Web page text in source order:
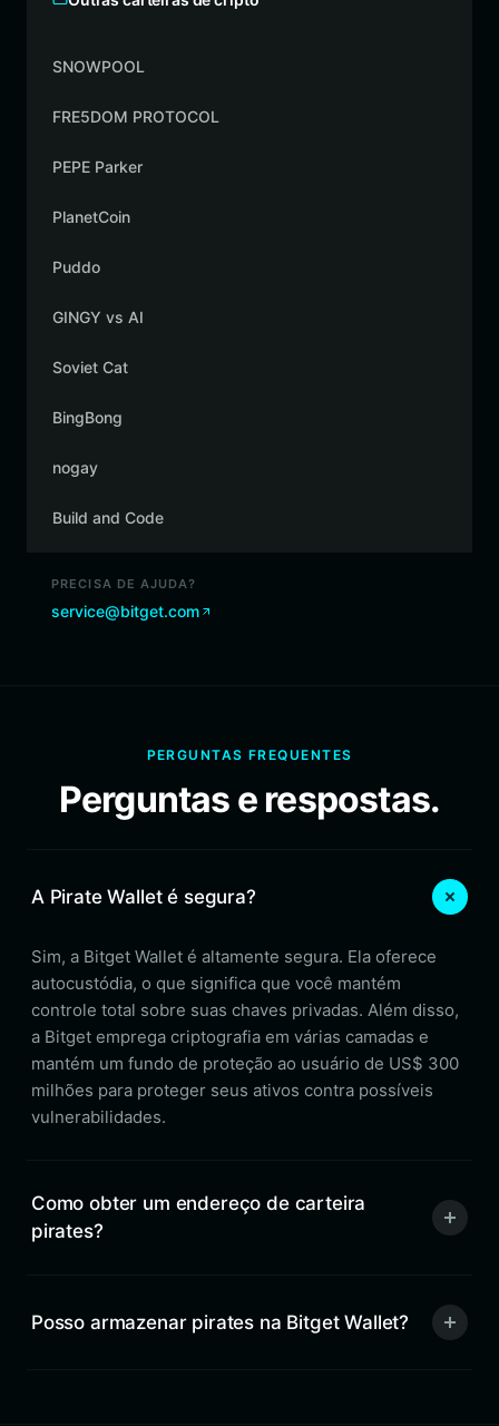
SNOWPOOL
FRE5DOM PROTOCOL
PEPE Parker
PlanetCoin
Puddo
GINGY vs AI
Soviet Cat
BingBong
nogay
Build and Code
PRECISA DE AJUDA?
service@bitget.com
PERGUNTAS FREQUENTES
Perguntas e respostas.
A Pirate Wallet é segura?
Sim, a Bitget Wallet é altamente segura. Ela oferece
autocustódia, o que significa que você mantém
controle total sobre suas chaves privadas. Além disso,
a Bitget emprega criptografia em várias camadas e
mantém um fundo de proteção ao usuário de US$ 300
milhões para proteger seus ativos contra possíveis
vulnerabilidades.
Como obter um endereço de carteira
pirates?
Posso armazenar pirates na Bitget Wallet?